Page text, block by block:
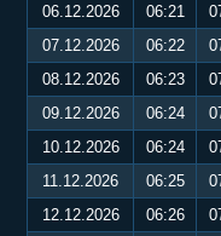
06.12.2026
06:21
07.12.2026
06:22
08.12.2026
06:23
09.12.2026
06:24
10.12.2026
06:24
11.12.2026
06:25
12.12.2026
06:26